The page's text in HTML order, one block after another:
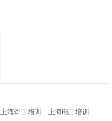
上海焊工培训 上海电工培训